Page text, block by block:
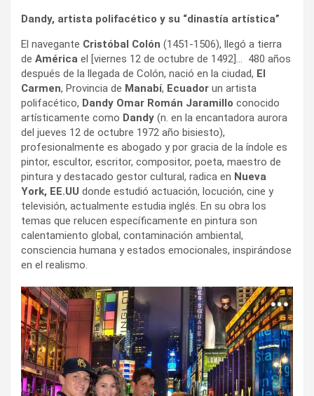
Dandy, artista polifacético y su “dinastía artística”
El navegante Cristóbal Colón (1451-1506), llegó a tierra
de América el [viernes 12 de octubre de 1492]… 480 años
después de la llegada de Colón, nació en la ciudad, El
Carmen, Provincia de Manabí, Ecuador un artista
polifacético, Dandy Omar Román Jaramillo conocido
artísticamente como Dandy (n. en la encantadora aurora
del jueves 12 de octubre 1972 año bisiesto),
profesionalmente es abogado y por gracia de la índole es
pintor, escultor, escritor, compositor, poeta, maestro de
pintura y destacado gestor cultural, radica en Nueva
York, EE.UU donde estudió actuación, locución, cine y
televisión, actualmente estudia inglés. En su obra los
temas que relucen específicamente en pintura son
calentamiento global, contaminación ambiental,
consciencia humana y estados emocionales, inspirándose
en el realismo.